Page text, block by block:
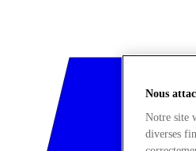
Nous
Notre site
diverses